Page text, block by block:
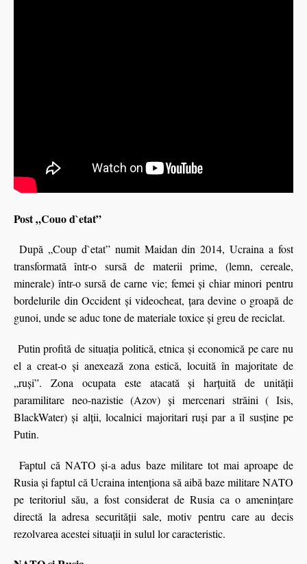
Post „Couod`etat”
După „Coup d`etat” numit Maidan din 2014, Ucraina a fost
transformată într-o sursă de materii prime, (lemn, cereale,
minerale) într-o sursă de carne vie; femei şi chiar minori pentru
bordelurile din Occident şi videocheat, țara devine o groapă de
gunoi, unde se aduc tone de materiale toxice şi greu de reciclat.
Putin profită de situaţia politică, etnica şi economică pe care nu
el a creat-o şi anexează zona estică, locuită în majoritate de
„ruşi”. Zona ocupata este atacată şi harțuită de unităţii
paramilitare neo-nazistie (Azov) şi mercenari străini ( Isis,
BlackWater) şi alţii, localnici majoritari ruşi par a îl susţine pe
Putin.
Faptul că NATO şi-a adus baze militare tot mai aproape de
Rusia şi faptul că Ucraina intenţiona să aibă baze militare NATO
pe teritoriul său, a fost considerat de Rusia ca o ameninţare
directă la adresa securităţii sale, motiv pentru care au decis
rezolvarea acestei situaţii in sulul lor caracteristic.